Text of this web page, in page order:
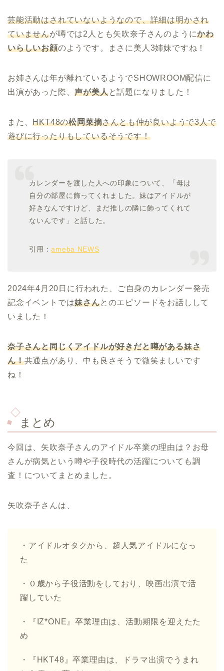
芸能活動はされていないようなので、詳細は明かされ
ていませんが噂では2人とも矢吹奈子さんのようにかわ
いらしいお顔のようです。まさに美人3姉妹ですね！
お姉さんは年が離れているようでSHOWROOM配信に
出演があった際、声が美人と話題になりました！
また、HKT48の松岡菜摘さんとも仲が良いようで3人で
遊びに行ったりもしているそうです！
カレンダーを渡した人への印象について、「母は
自分の部屋に飾ってくれました。妹はアイドルが
好きなんですけど、まだ推しの隣に飾ってくれて
ないんです」と話した。
引用：ameba NEWS
2024年4月20日に行われた、ご自身のカレンダー発売
記念イベントでは妹さんとのエピソードをお話しして
いました！
奈子さんと同じくアイドルが好きだと噂がある妹さ
ん！共通点があり、中も良さそうで微笑ましいです
ね！
まとめ
今回は、矢吹奈子さんのアイドル卒業の理由は？お母
さんが病気という噂や子役時代の活躍についても調
査！についてまとめました。
矢吹奈子さんは、
・アイドルオタクから、超人気アイドルになっ
た
・０歳から子役活動をしており、映画出演で活
躍していた
・『IZ*ONE』卒業理由は、活動期限を迎えたた
め
・『HKT48』卒業理由は、ドラマ出演でうまれ